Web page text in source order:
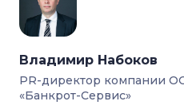
Владимир Набоков
PR-директор компании
«Банкрот-Сервис»